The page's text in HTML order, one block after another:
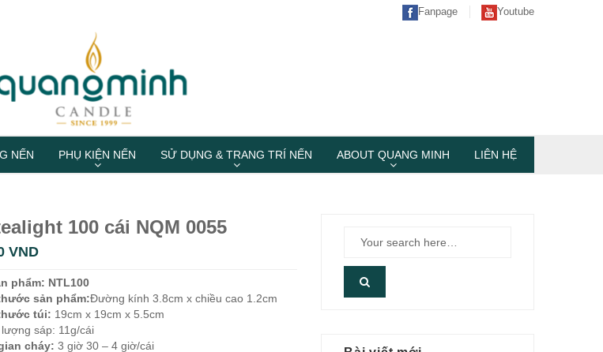
Fanpage Youtube
NẾN PHỤ KIỆN NẾN SỬ DỤNG & TRANG TRÍ NẾN ABOUT QUANG MINH LIÊN HỆ
100 cái NQM 0055
VND
phẩm: NTL100
sản phẩm:Đường kính 3.8cm x chiều cao 1.2cm
túi: 19cm x 19cm x 5.5cm
sáp: 11g/cái
cháy: 3 giờ 30 – 4 giờ/cái